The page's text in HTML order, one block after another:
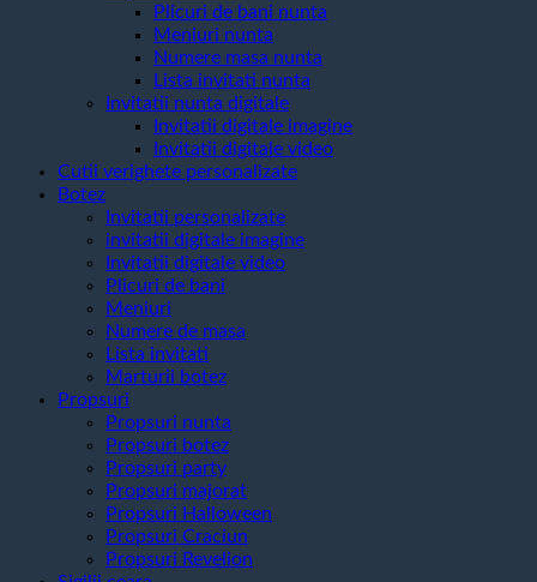
Plicuri de bani nunta
Meniuri nunta
Numere masa nunta
Lista invitati nunta
Invitatii nunta digitale
Invitatii digitale imagine
Invitatii digitale video
Cutii verighete personalizate
Botez
Invitatii personalizate
invitatii digitale imagine
Invitatii digitale video
Plicuri de bani
Meniuri
Numere de masa
Lista invitati
Marturii botez
Propsuri
Propsuri nunta
Propsuri botez
Propsuri party
Propsuri majorat
Propsuri Halloween
Propsuri Craciun
Propsuri Revelion